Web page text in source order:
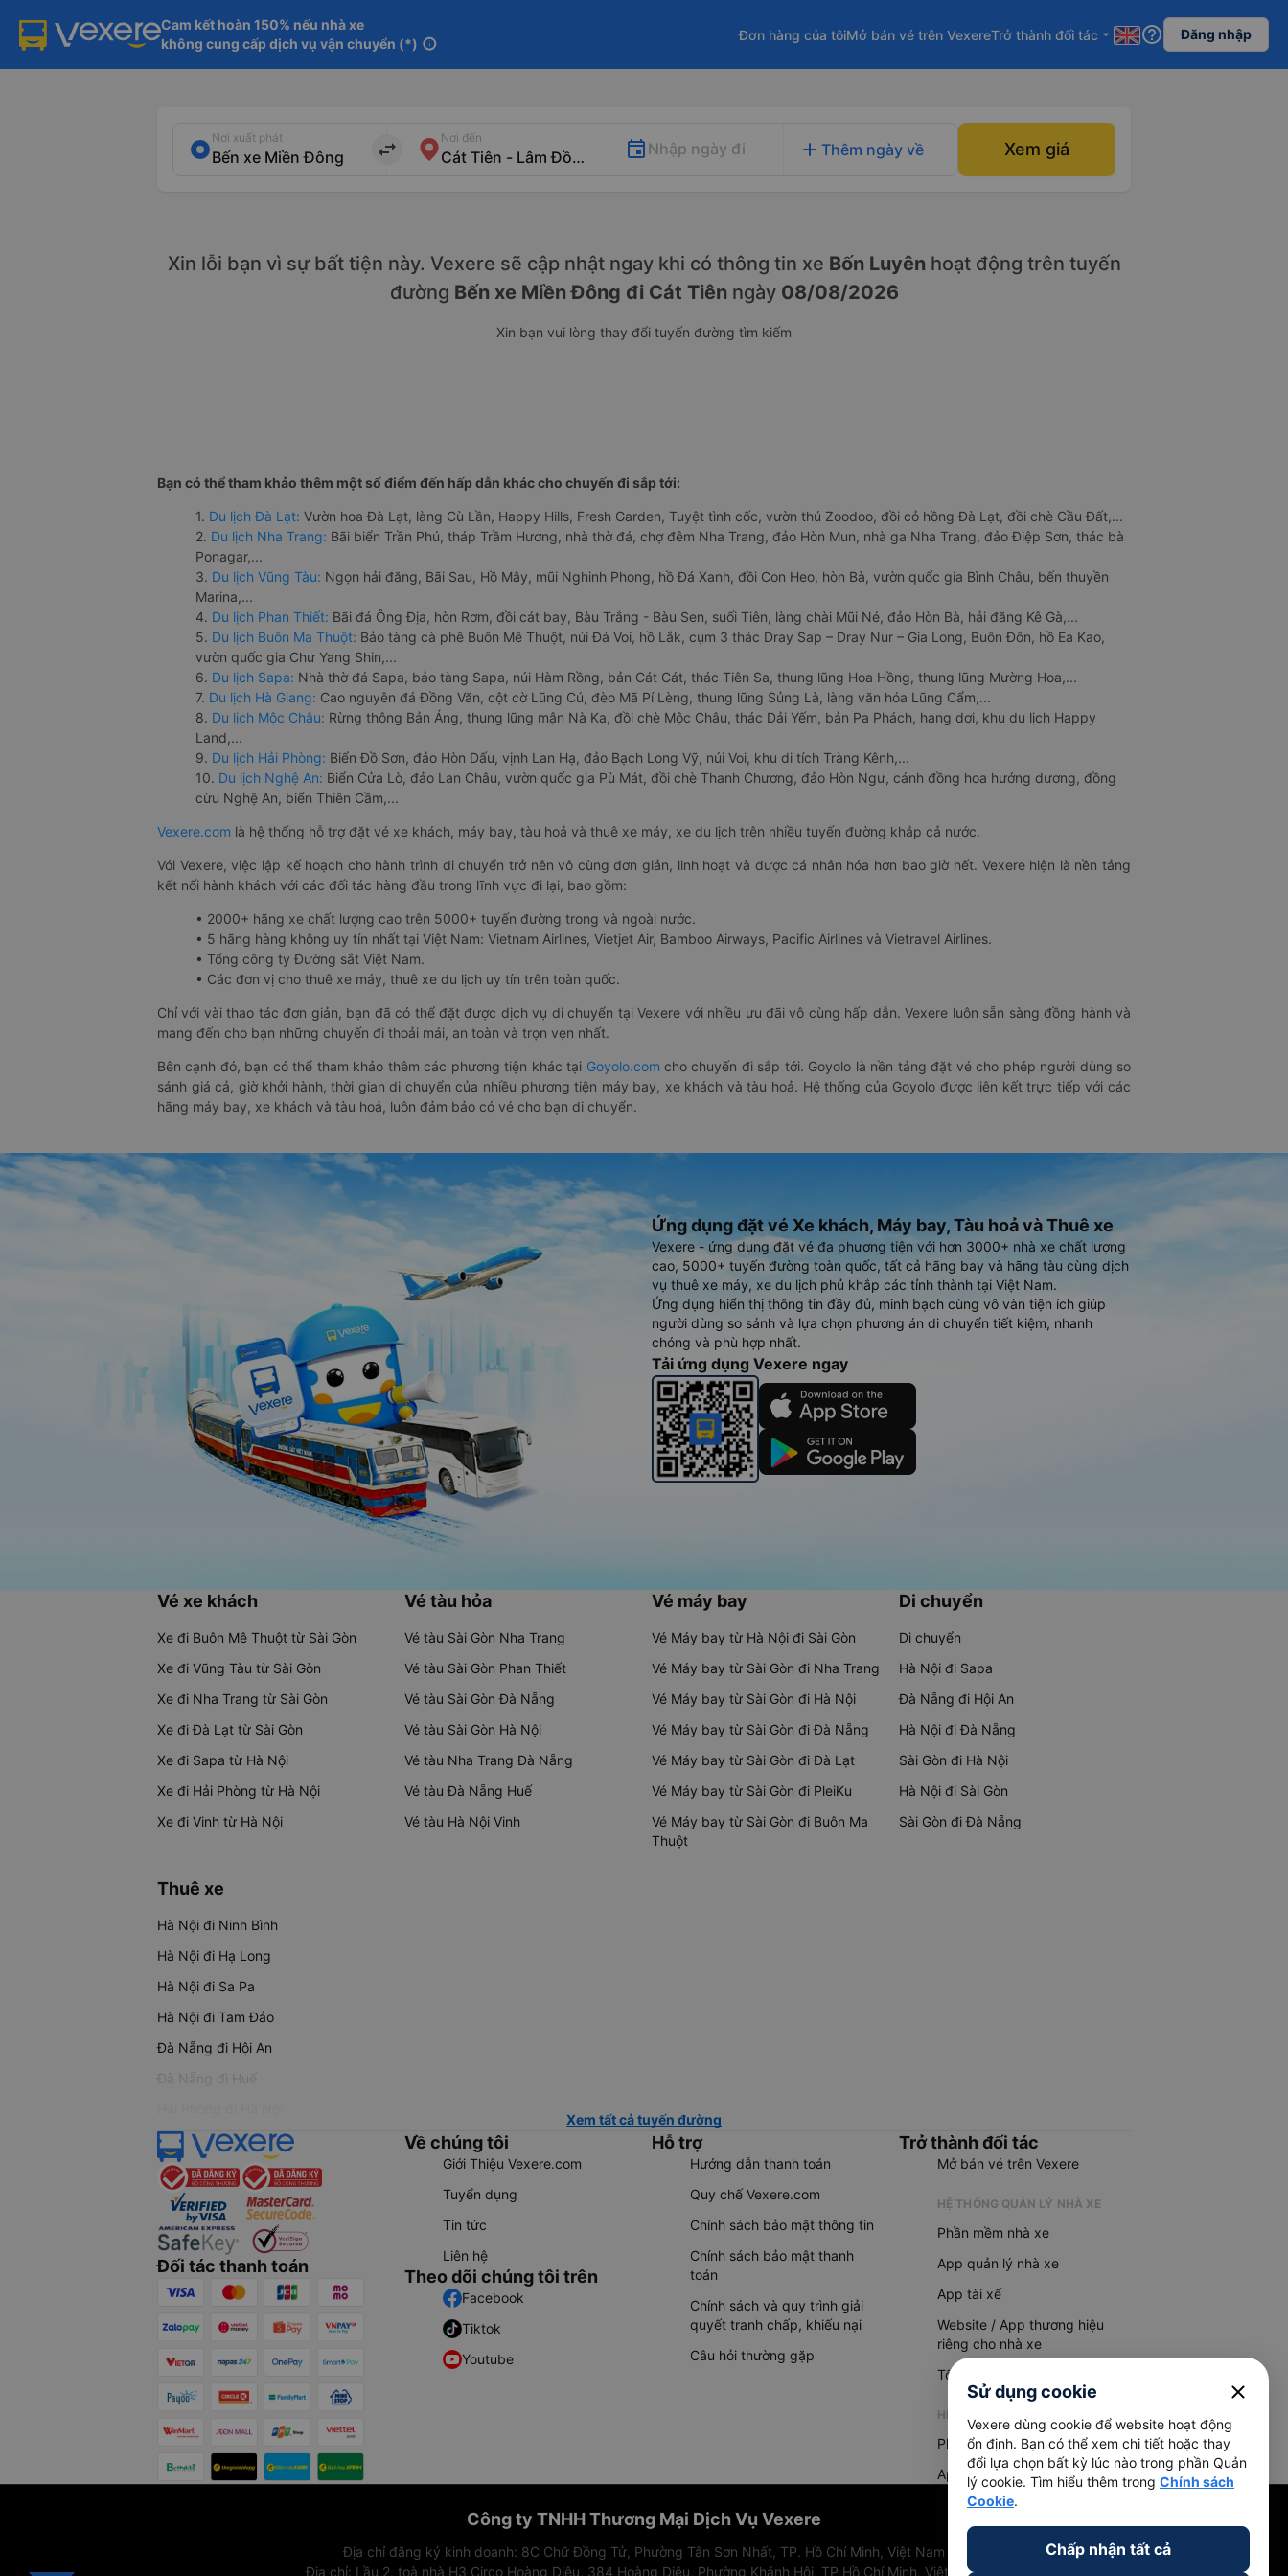
Cam kết hoàn 150% nếu nhà xe
không cung cấp dịch vụ vận chuyển (*) info
Đơn hàng của tôiMở bán vé trên VexereTrở thành đối tác arrow_drop_down help_outline Đăng nhập
Nơi xuất phát
import_export
Nơi đến
Nhập ngày đi add Thêm ngày về Xem giá
Xin lỗi bạn vì sự bất tiện này. Vexere sẽ cập nhật ngay khi có thông tin xe Bốn Luyên hoạt động trên tuyến
đường Bến xe Miền Đông đi Cát Tiên ngày 08/08/2026
Xin bạn vui lòng thay đổi tuyến đường tìm kiếm
Bạn có thể tham khảo thêm một số điểm đến hấp dẫn khác cho chuyến đi sắp tới:
1. Du lịch Đà Lạt: Vườn hoa Đà Lạt, làng Cù Lần, Happy Hills, Fresh Garden, Tuyệt tình cốc, vườn thú Zoodoo, đồi cỏ hồng Đà Lạt, đồi chè Cầu Đất,...
2. Du lịch Nha Trang: Bãi biển Trần Phú, tháp Trầm Hương, nhà thờ đá, chợ đêm Nha Trang, đảo Hòn Mun, nhà ga Nha Trang, đảo Điệp Sơn, thác bà
Ponagar,...
3. Du lịch Vũng Tàu: Ngọn hải đăng, Bãi Sau, Hồ Mây, mũi Nghinh Phong, hồ Đá Xanh, đồi Con Heo, hòn Bà, vườn quốc gia Bình Châu, bến thuyền
Marina,...
4. Du lịch Phan Thiết: Bãi đá Ông Địa, hòn Rơm, đồi cát bay, Bàu Trắng - Bàu Sen, suối Tiên, làng chài Mũi Né, đảo Hòn Bà, hải đăng Kê Gà,...
5. Du lịch Buôn Ma Thuột: Bảo tàng cà phê Buôn Mê Thuột, núi Đá Voi, hồ Lắk, cụm 3 thác Dray Sap – Dray Nur – Gia Long, Buôn Đôn, hồ Ea Kao,
vườn quốc gia Chư Yang Shin,...
6. Du lịch Sapa: Nhà thờ đá Sapa, bảo tàng Sapa, núi Hàm Rồng, bản Cát Cát, thác Tiên Sa, thung lũng Hoa Hồng, thung lũng Mường Hoa,...
7. Du lịch Hà Giang: Cao nguyên đá Đồng Văn, cột cờ Lũng Cú, đèo Mã Pí Lèng, thung lũng Sủng Là, làng văn hóa Lũng Cẩm,...
8. Du lịch Mộc Châu: Rừng thông Bản Áng, thung lũng mận Nà Ka, đồi chè Mộc Châu, thác Dải Yếm, bản Pa Phách, hang dơi, khu du lịch Happy
Land,...
9. Du lịch Hải Phòng: Biển Đồ Sơn, đảo Hòn Dấu, vịnh Lan Hạ, đảo Bạch Long Vỹ, núi Voi, khu di tích Tràng Kênh,...
10. Du lịch Nghệ An: Biển Cửa Lò, đảo Lan Châu, vườn quốc gia Pù Mát, đồi chè Thanh Chương, đảo Hòn Ngư, cánh đồng hoa hướng dương, đồng
cừu Nghệ An, biển Thiên Cầm,...
Vexere.com là hệ thống hỗ trợ đặt vé xe khách, máy bay, tàu hoả và thuê xe máy, xe du lịch trên nhiều tuyến đường khắp cả nước.
Với Vexere, việc lập kế hoạch cho hành trình di chuyển trở nên vô cùng đơn giản, linh hoạt và được cá nhân hóa hơn bao giờ hết. Vexere hiện là nền tảng
kết nối hành khách với các đối tác hàng đầu trong lĩnh vực đi lại, bao gồm:
• 2000+ hãng xe chất lượng cao trên 5000+ tuyến đường trong và ngoài nước.
• 5 hãng hàng không uy tín nhất tại Việt Nam: Vietnam Airlines, Vietjet Air, Bamboo Airways, Pacific Airlines và Vietravel Airlines.
• Tổng công ty Đường sắt Việt Nam.
• Các đơn vị cho thuê xe máy, thuê xe du lịch uy tín trên toàn quốc.
Chỉ với vài thao tác đơn giản, bạn đã có thể đặt được dịch vụ di chuyển tại Vexere với nhiều ưu đãi vô cùng hấp dẫn. Vexere luôn sẵn sàng đồng hành và
mang đến cho bạn những chuyến đi thoải mái, an toàn và trọn vẹn nhất.
Bên cạnh đó, bạn có thể tham khảo thêm các phương tiện khác tại Goyolo.com cho chuyến đi sắp tới. Goyolo là nền tảng đặt vé cho phép người dùng so
sánh giá cả, giờ khởi hành, thời gian di chuyển của nhiều phương tiện máy bay, xe khách và tàu hoả. Hệ thống của Goyolo được liên kết trực tiếp với các
hãng máy bay, xe khách và tàu hoả, luôn đảm bảo có vé cho bạn di chuyển.
Ứng dụng đặt vé Xe khách, Máy bay, Tàu hoả và Thuê xe
Vexere - ứng dụng đặt vé đa phương tiện với hơn 3000+ nhà xe chất lượng
cao, 5000+ tuyến đường toàn quốc, tất cả hãng bay và hãng tàu cùng dịch
vụ thuê xe máy, xe du lịch phủ khắp các tỉnh thành tại Việt Nam.
Ứng dụng hiển thị thông tin đầy đủ, minh bạch cùng vô vàn tiện ích giúp
người dùng so sánh và lựa chọn phương án di chuyển tiết kiệm, nhanh
chóng và phù hợp nhất.
Tải ứng dụng Vexere ngay
Vé xe khách
Xe đi Buôn Mê Thuột từ Sài Gòn
Xe đi Vũng Tàu từ Sài Gòn
Xe đi Nha Trang từ Sài Gòn
Xe đi Đà Lạt từ Sài Gòn
Xe đi Sapa từ Hà Nội
Xe đi Hải Phòng từ Hà Nội
Xe đi Vinh từ Hà Nội
Vé tàu hỏa
Vé tàu Sài Gòn Nha Trang
Vé tàu Sài Gòn Phan Thiết
Vé tàu Sài Gòn Đà Nẵng
Vé tàu Sài Gòn Hà Nội
Vé tàu Nha Trang Đà Nẵng
Vé tàu Đà Nẵng Huế
Vé tàu Hà Nội Vinh
Vé máy bay
Vé Máy bay từ Hà Nội đi Sài Gòn
Vé Máy bay từ Sài Gòn đi Nha Trang
Vé Máy bay từ Sài Gòn đi Hà Nội
Vé Máy bay từ Sài Gòn đi Đà Nẵng
Vé Máy bay từ Sài Gòn đi Đà Lạt
Vé Máy bay từ Sài Gòn đi PleiKu
Vé Máy bay từ Sài Gòn đi Buôn Ma
Thuột
Di chuyển
Di chuyển
Hà Nội đi Sapa
Đà Nẵng đi Hội An
Hà Nội đi Đà Nẵng
Sài Gòn đi Hà Nội
Hà Nội đi Sài Gòn
Sài Gòn đi Đà Nẵng
Thuê xe
Hà Nội đi Ninh Bình
Hà Nội đi Hạ Long
Hà Nội đi Sa Pa
Hà Nội đi Tam Đảo
Đà Nẵng đi Hội An
Đà Nẵng đi Huế
Xem tất cả tuyến đường
Đối tác thanh toán
Về chúng tôi
Giới Thiệu Vexere.com
Tuyển dụng
Tin tức
Liên hệ
Theo dõi chúng tôi trên
Facebook
Tiktok
Youtube
Hỗ trợ
Hướng dẫn thanh toán
Quy chế Vexere.com
Chính sách bảo mật thông tin
Chính sách bảo mật thanh
toán
Chính sách và quy trình giải
quyết tranh chấp, khiếu nại
Câu hỏi thường gặp
Trở thành đối tác
Mở bán vé trên Vexere
HỆ THỐNG QUẢN LÝ NHÀ XE
Phần mềm nhà xe
App quản lý nhà xe
App tài xế
Website / App thương hiệu
riêng cho nhà xe
Tổng đài AI
HỆ THỐNG QUẢN LÝ HÀNG HOÁ
Phần mềm quản lý hàng hoá
App quản lý hàng hoá
Công ty TNHH Thương Mại Dịch Vụ Vexere
Địa chỉ đăng ký kinh doanh: 8C Chữ Đồng Tử, Phường Tân Sơn Nhất, TP. Hồ Chí Minh, Việt Nam
Địa chỉ: Lầu 2, toà nhà H3 Circo Hoàng Diệu, 384 Hoàng Diệu, Phường Khánh Hội, TP Hồ Chí Minh, Việt Nam
Sử dụng cookie close
Vexere dùng cookie để website hoạt động
ổn định. Bạn có thể xem chi tiết hoặc thay
đổi lựa chọn bất kỳ lúc nào trong phần Quản
lý cookie. Tìm hiểu thêm trong Chính sách
Cookie.
Chấp nhận tất cả